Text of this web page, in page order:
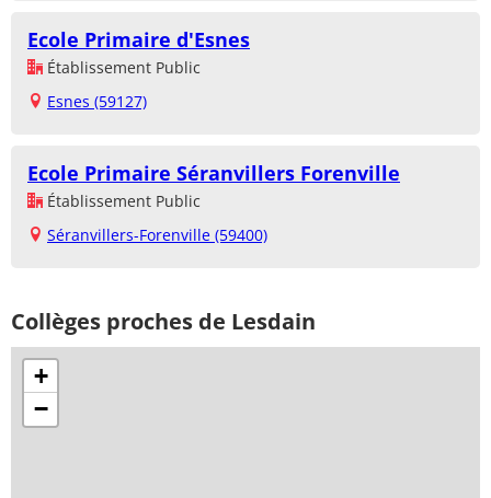
Ecole Primaire d'Esnes
Établissement Public
Esnes (59127)
Ecole Primaire Séranvillers Forenville
Établissement Public
Séranvillers-Forenville (59400)
Collèges proches de Lesdain
+
−